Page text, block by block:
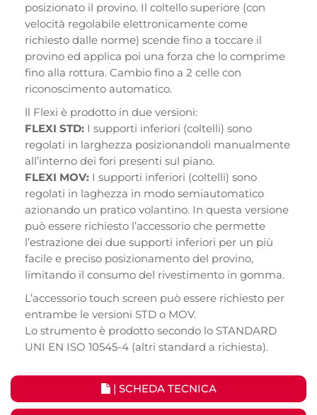
posizionato il provino. Il coltello superiore (con
velocità regolabile elettronicamente come
richiesto dalle norme) scende fino a toccare il
provino ed applica poi una forza che lo comprime
fino alla rottura. Cambio fino a 2 celle con
riconoscimento automatico.
ll Flexi è prodotto in due versioni:
FLEXI STD: I supporti inferiori (coltelli) sono
regolati in larghezza posizionandoli manualmente
all’interno dei fori presenti sul piano.
FLEXI MOV: I supporti inferiori (coltelli) sono
regolati in laghezza in modo semiautomatico
azionando un pratico volantino. In questa versione
può essere richiesto l’accessorio che permette
l’estrazione dei due supporti inferiori per un più
facile e preciso posizionamento del provino,
limitando il consumo del rivestimento in gomma.
L’accessorio touch screen può essere richiesto per
entrambe le versioni STD o MOV.
Lo strumento è prodotto secondo lo STANDARD
UNI EN ISO 10545-4 (altri standard a richiesta).
| SCHEDA TECNICA